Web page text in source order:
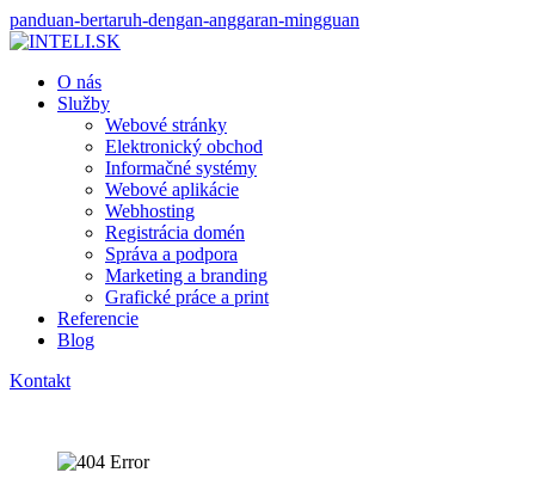
panduan-bertaruh-dengan-anggaran-mingguan
O nás
Služby
Webové stránky
Elektronický obchod
Informačné systémy
Webové aplikácie
Webhosting
Registrácia domén
Správa a podpora
Marketing a branding
Grafické práce a print
Referencie
Blog
Kontakt